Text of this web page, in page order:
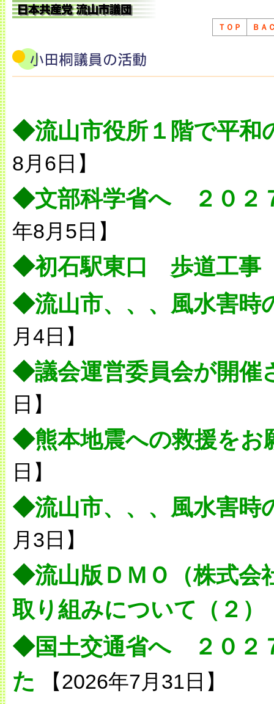
ＴＯＰ ＢＡ
◆流山市役所１階で平
8月6日】
◆文部科学省へ ２０２
年8月5日】
◆初石駅東口 歩道工事
◆流山市、、、風水害時
月4日】
◆議会運営委員会が開催
日】
◆熊本地震への救援をお
日】
◆流山市、、、風水害時
月3日】
◆流山版ＤＭＯ（株式会
取り組みについて（２）
◆国土交通省へ ２０２
た
【2026年7月31日】